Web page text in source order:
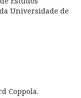
Universidade de
Coppola.